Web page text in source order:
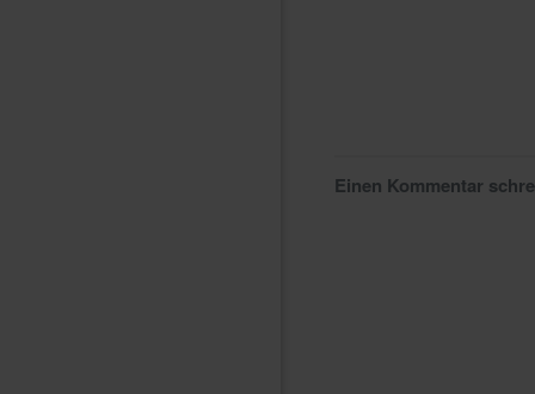
Einen Kommentar